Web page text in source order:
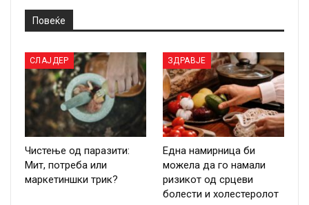
Повеќе
СЛАЈДЕР
Чистење од паразити:
Мит, потреба или
маркетиншки трик?
ЗДРАВЈЕ
Една намирница би
можела да го намали
ризикот од срцеви
болести и холестеролот